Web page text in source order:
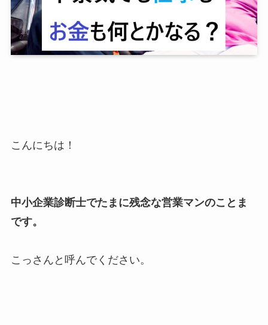
こんにちは！
中小企業診断士でたまに残念な営業マンのことま
です。
こっさんと呼んでください。